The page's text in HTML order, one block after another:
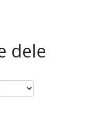
dele